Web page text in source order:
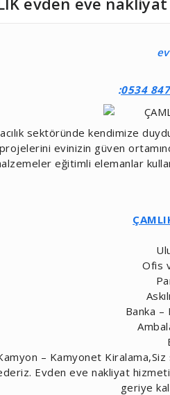
:0534
sektöründe kendimize
projelerini evinizin güven
eğitimli elemanlar
Ofis
Banka –
– Kamyonet
Evden eve nakliyat
geriye